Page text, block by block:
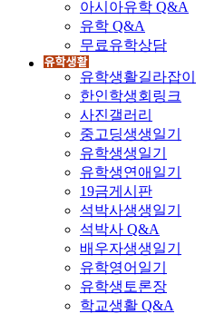
아시아유학 Q&A
유학 Q&A
무료유학상담
유학생활길라잡이
한인학생회링크
사진갤러리
중고딩생생일기
유학생생일기
유학생연애일기
19금게시판
석박사생생일기
석박사 Q&A
배우자생생일기
유학영어일기
유학생토론장
학교생활 Q&A